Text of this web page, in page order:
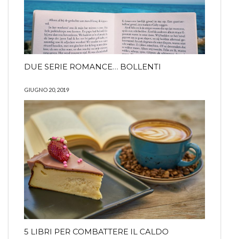
DUE SERIE ROMANCE… BOLLENTI
GIUGNO 20, 2019
5 LIBRI PER COMBATTERE IL CALDO